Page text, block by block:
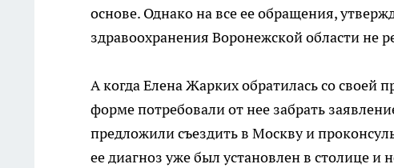
основе. Однако на все ее обращения,
здравоохранения Воронежской области не
А когда Елена Жарких обратилась со
форме потребовали от нее забрать
предложили съездить в Москву и
ее диагноз уже был установлен в столице и